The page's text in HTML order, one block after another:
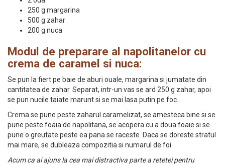
250 g margarina
500 g zahar
200 g nuca
Modul de preparare al napolitanelor cu
crema de caramel si nuca:
Se pun la fiert pe baie de aburi ouale, margarina si jumatate din
cantitatea de zahar. Separat, intr-un vas se ard 250 g zahar, apoi
se pun nucile taiate marunt si se mai lasa putin pe foc.
Crema se pune peste zaharul caramelizat, se amesteca bine si se
pune peste foaia de napolitana, se acopera cu a doua foaie si se
pune o greutate peste ea pana se raceste. Daca se doreste stratul
mai mare, se dubleaza compozitia si numarul de foi.
Acum ca ai ajuns la cea mai distractiva parte a retetei pentru